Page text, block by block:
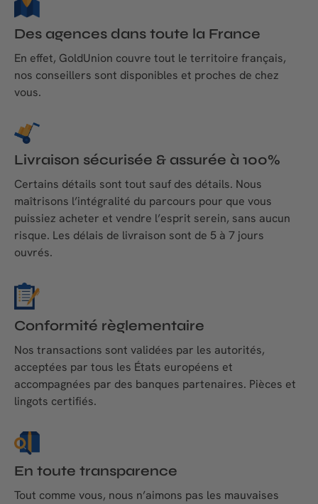
Des agences dans toute la France
En effet, GoldUnion couvre tout le territoire français,
nos conseillers sont disponibles et proches de chez
vous.
Livraison sécurisée & assurée à 100%
Certains détails sont tout sauf des détails. Nous
maîtrisons l’intégralité du parcours pour que vous
puissiez acheter et vendre l’esprit serein, sans aucun
risque. Les délais de livraison sont de 5 à 7 jours
ouvrés.
Conformité règlementaire
Nos transactions sont validées par les autorités,
acceptées par tous les États européens et
accompagnées par des banques partenaires. Pièces et
lingots certifiés.
En toute transparence
Tout comme vous, nous n’aimons pas les mauvaises